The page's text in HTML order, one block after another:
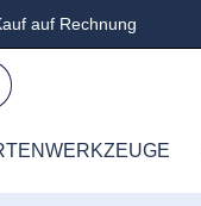
auf Rechnung